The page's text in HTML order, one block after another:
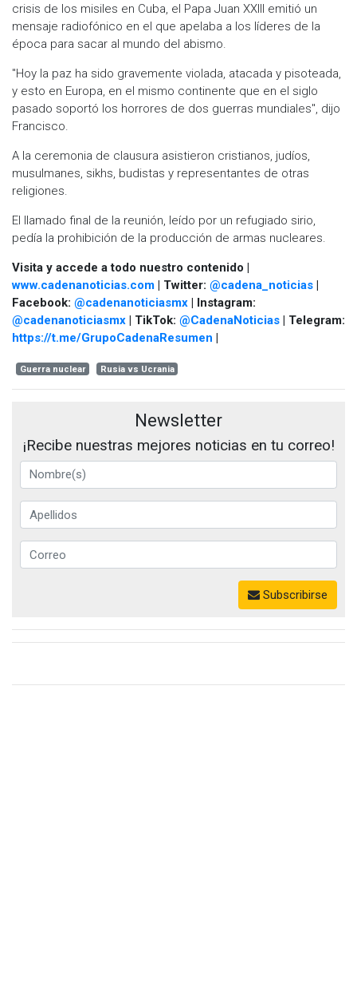
crisis de los misiles en Cuba, el Papa Juan XXIII emitió un
mensaje radiofónico en el que apelaba a los líderes de la
época para sacar al mundo del abismo.
"Hoy la paz ha sido gravemente violada, atacada y pisoteada,
y esto en Europa, en el mismo continente que en el siglo
pasado soportó los horrores de dos guerras mundiales", dijo
Francisco.
A la ceremonia de clausura asistieron cristianos, judíos,
musulmanes, sikhs, budistas y representantes de otras
religiones.
El llamado final de la reunión, leído por un refugiado sirio,
pedía la prohibición de la producción de armas nucleares.
Visita y accede a todo nuestro contenido |
www.cadenanoticias.com | Twitter: @cadena_noticias |
Facebook: @cadenanoticiasmx | Instagram:
@cadenanoticiasmx | TikTok: @CadenaNoticias | Telegram:
https://t.me/GrupoCadenaResumen |
Guerra nuclear Rusia vs Ucrania
Newsletter
¡Recibe nuestras mejores noticias en tu correo!
Subscribirse